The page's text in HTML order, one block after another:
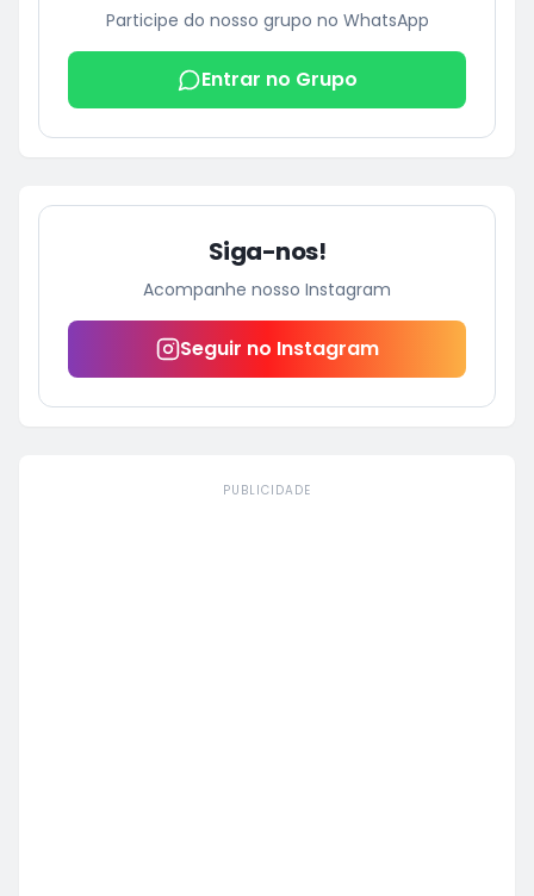
Participe do nosso grupo no WhatsApp
Entrar no Grupo
Siga-nos!
Acompanhe nosso Instagram
Seguir no Instagram
PUBLICIDADE